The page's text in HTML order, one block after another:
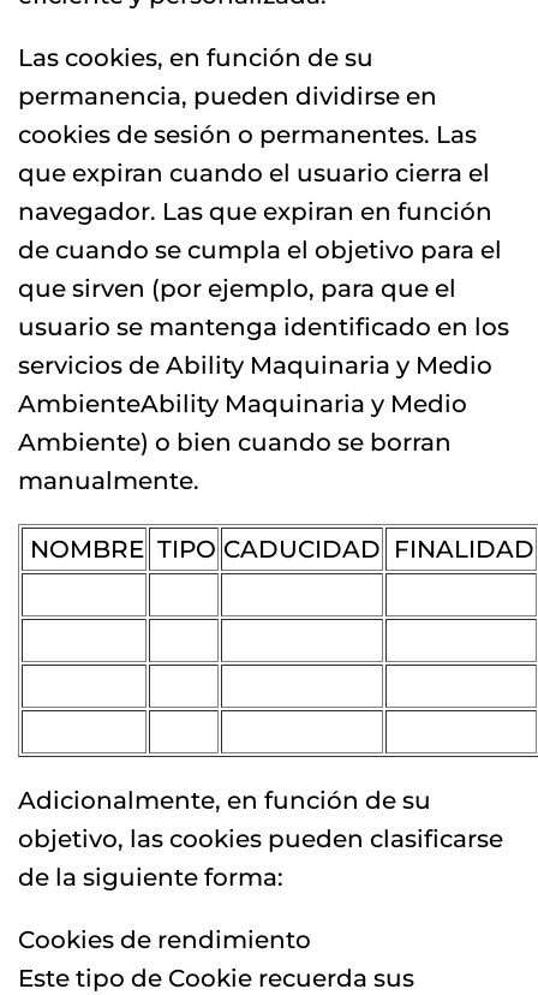
Las cookies, en función de su
permanencia, pueden dividirse en
cookies de sesión o permanentes. Las
que expiran cuando el usuario cierra el
navegador. Las que expiran en función
de cuando se cumpla el objetivo para el
que sirven (por ejemplo, para que el
usuario se mantenga identificado en los
servicios de Ability Maquinaria y Medio
AmbienteAbility Maquinaria y Medio
Ambiente) o bien cuando se borran
manualmente.
NOMBRE TIPO CADUCIDAD FINALIDAD
Adicionalmente, en función de su
objetivo, las cookies pueden clasificarse
de la siguiente forma:
Cookies de rendimiento
Este tipo de Cookie recuerda sus